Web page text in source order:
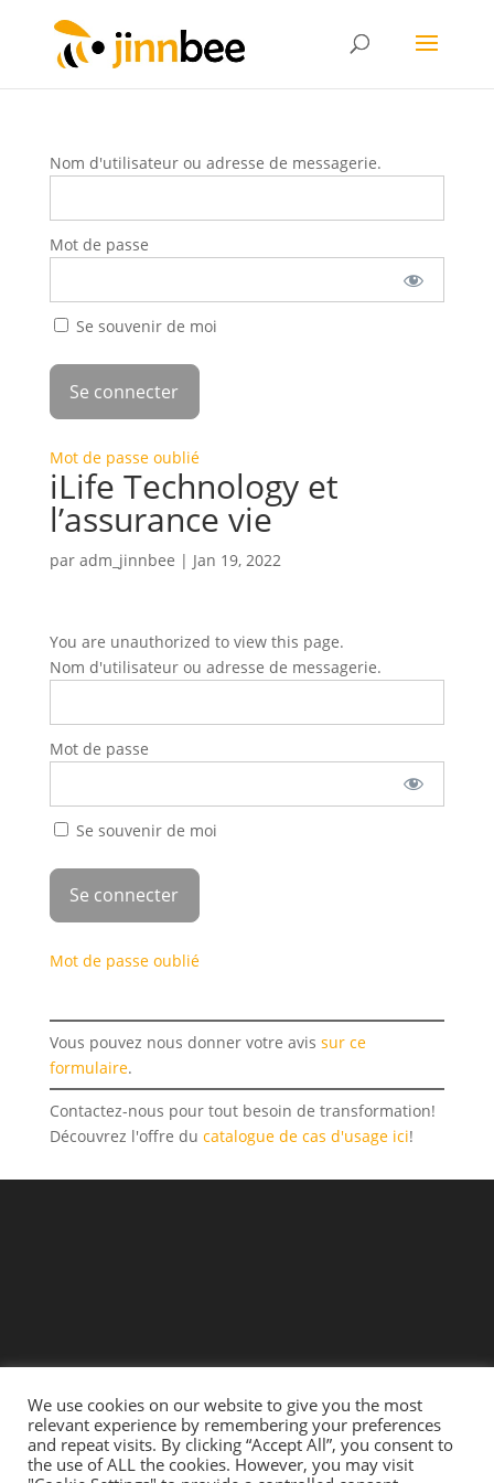
Nom d'utilisateur ou adresse de messagerie.
Mot de passe
Se souvenir de moi
Mot de passe oublié
iLife Technology et
l’assurance vie
par adm_jinnbee | Jan 19, 2022
You are unauthorized to view this page.
Nom d'utilisateur ou adresse de messagerie.
Mot de passe
Se souvenir de moi
Mot de passe oublié
Vous pouvez nous donner votre avis sur ce
formulaire.
Contactez-nous pour tout besoin de transformation!
Découvrez l'offre du catalogue de cas d'usage ici!
We use cookies on our website to give you the most
relevant experience by remembering your preferences
and repeat visits. By clicking “Accept All”, you consent to
the use of ALL the cookies. However, you may visit